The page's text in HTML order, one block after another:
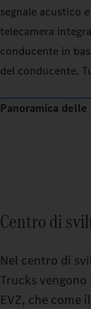
segnale acustico
telecamera
conducente in
del conducente.
Panoramica
Centro di
Nel centro di
Trucks
EVZ, che